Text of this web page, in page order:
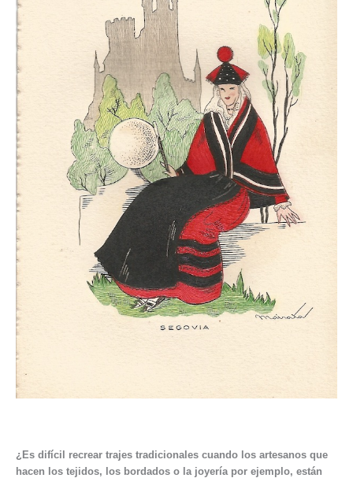
¿Es difícil recrear trajes tradicionales cuando los artesanos que
hacen los tejidos, los bordados o la joyería por ejemplo, están